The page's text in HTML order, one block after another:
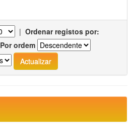
| Ordenar registos por:
Por ordem